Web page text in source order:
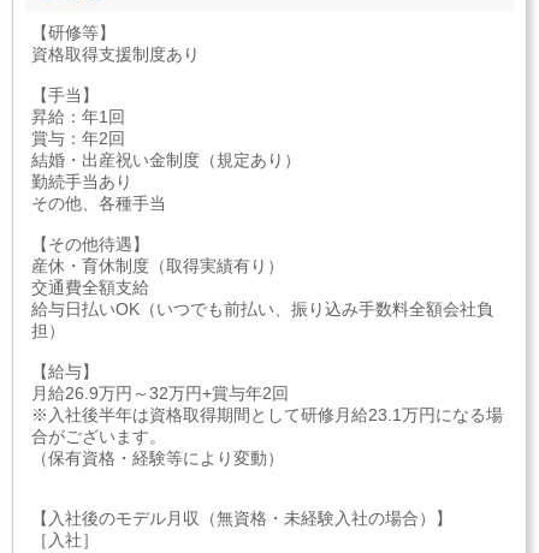
【研修等】
資格取得支援制度あり
【手当】
昇給：年1回
賞与：年2回
結婚・出産祝い金制度（規定あり）
勤続手当あり
その他、各種手当
【その他待遇】
産休・育休制度（取得実績有り）
交通費全額支給
給与日払いOK（いつでも前払い、振り込み手数料全額会社負
担）
【給与】
月給26.9万円～32万円+賞与年2回
※入社後半年は資格取得期間として研修月給23.1万円になる場
合がございます。
（保有資格・経験等により変動）
【入社後のモデル月収（無資格・未経験入社の場合）】
［入社］